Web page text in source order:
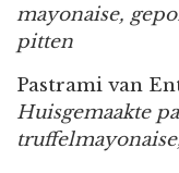
mayonaise,
pitten
Pastrami van
Huisgemaakte